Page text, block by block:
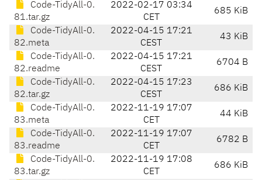
Code-TidyAll-0.
81.tar.gz
2022-02-17 03:34
CET
685 KiB
Code-TidyAll-0.
82.meta
2022-04-15 17:21
CEST
43 KiB
Code-TidyAll-0.
82.readme
2022-04-15 17:21
CEST
6704 B
Code-TidyAll-0.
82.tar.gz
2022-04-15 17:23
CEST
686 KiB
Code-TidyAll-0.
83.meta
2022-11-19 17:07
CET
44 KiB
Code-TidyAll-0.
83.readme
2022-11-19 17:07
CET
6782 B
Code-TidyAll-0.
83.tar.gz
2022-11-19 17:08
CET
686 KiB